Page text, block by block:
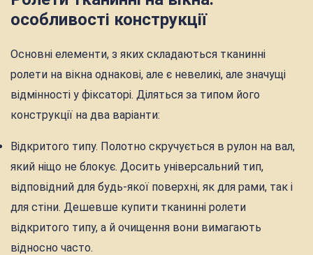
особливості конструкції
Основні елементи, з яких складаються тканинні
ролети на вікна однакові, але є невеликі, але значущі
відмінності у фіксаторі. Діляться за типом його
конструкції на два варіанти:
Відкритого типу. Полотно скручується в рулон на вал,
який ніщо не блокує. Досить універсальний тип,
відповідний для будь-якої поверхні, як для рами, так і
для стіни. Дешевше купити тканинні ролети
відкритого типу, а й очищення вони вимагають
відносно часто.